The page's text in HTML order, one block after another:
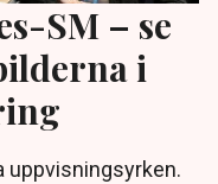
SM – se
i
uppvisningsyrken.